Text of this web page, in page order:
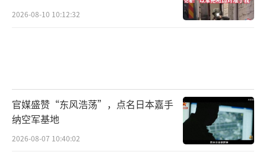
2026-08-10 10:12:32
官媒盛赞“东风浩荡”，点名日本嘉手
纳空军基地
2026-08-07 10:40:02